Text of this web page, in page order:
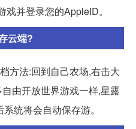
并登录您的AppleID。
云端?
方法:回到自己农场,右击大
由开放世界游戏一样,星露
统将会自动保存游。